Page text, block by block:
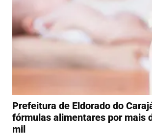
Prefeitura de Eldorado do
fórmulas alimentares por mais
mil